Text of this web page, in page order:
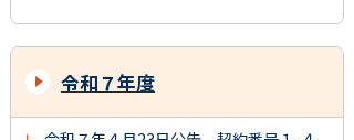
令和７年度